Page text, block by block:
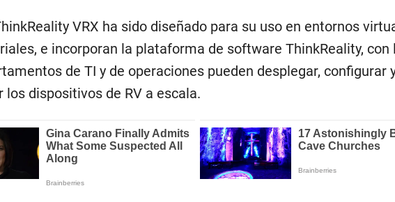
VRX ha sido diseñado para su uso en entornos
e incorporan la plataforma de software ThinkReality, con
de TI y de operaciones pueden desplegar, configurar
los dispositivos de RV a escala.